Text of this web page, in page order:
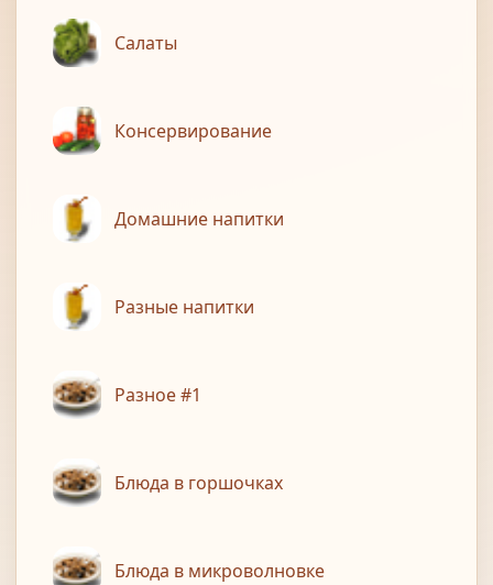
Салаты
Консервирование
Домашние напитки
Разные напитки
Разное #1
Блюда в горшочках
Блюда в микроволновке